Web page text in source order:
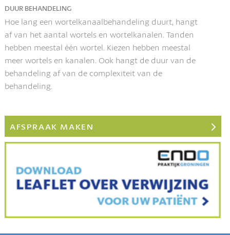
DUUR BEHANDELING
Hoe lang een wortelkanaalbehandeling duurt, hangt
af van het aantal wortels en wortelkanalen. Tanden
hebben meestal één wortel. Kiezen hebben meestal
meer wortels en kanalen. Ook hangt de duur van de
behandeling af van de complexiteit van de
behandeling.
AFSPRAAK MAKEN